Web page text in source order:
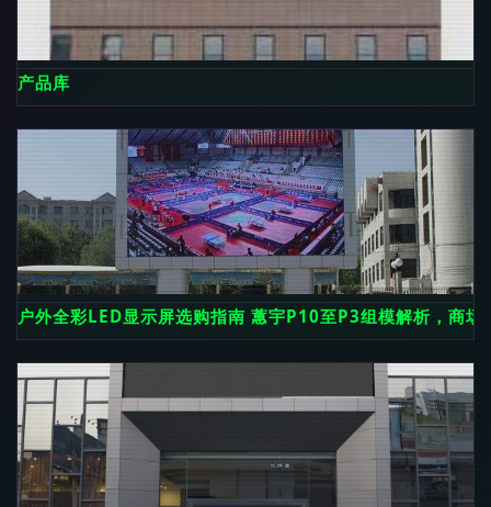
产品库
户外全彩LED显示屏选购指南 蕙宇P10至P3组模解析，商场